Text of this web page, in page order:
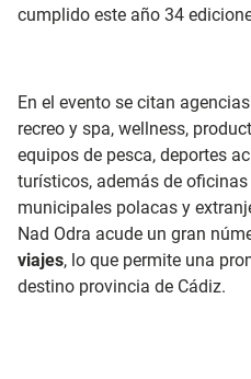
cumplido este año 34
En el evento se citan
recreo y spa, wellness,
equipos de pesca, deportes
turísticos, además de
municipales polacas y
Nad Odra acude un gran
viajes, lo que permite una
destino provincia de Cádiz.